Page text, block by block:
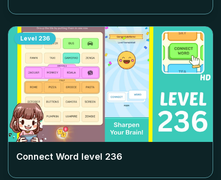
Level 236
Connect Word level 236